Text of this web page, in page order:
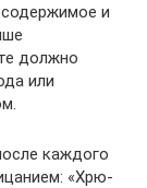
и
должно
или
каждого
«Хрю-